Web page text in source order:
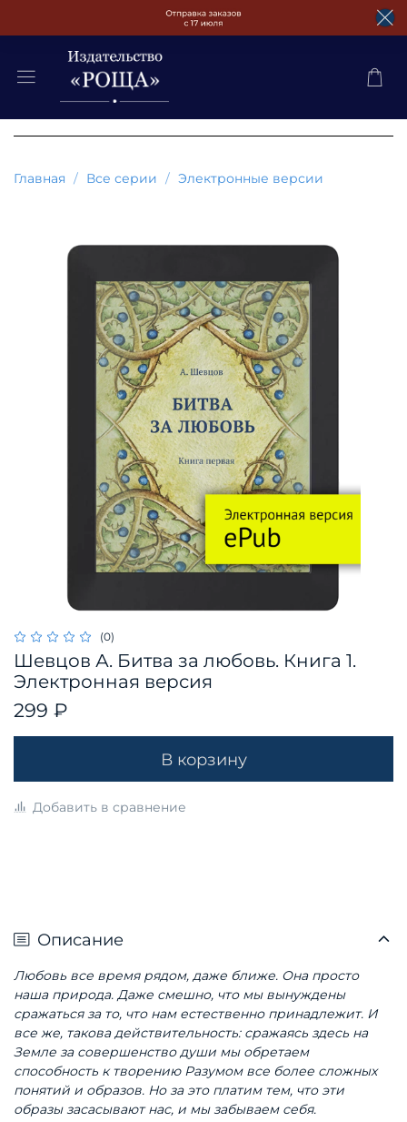
Главная Все серии Электронные версии
(0)
Шевцов А. Битва за любовь. Книга 1.
Электронная версия
299 ₽
В корзину
Добавить в сравнение
Описание
Любовь все время рядом, даже ближе. Она просто
наша природа. Даже смешно, что мы вынуждены
сражаться за то, что нам естественно принадлежит. И
все же, такова действительность: сражаясь здесь на
Земле за совершенство души мы обретаем
способность к творению Разумом все более сложных
понятий и образов. Но за это платим тем, что эти
образы засасывают нас, и мы забываем себя.